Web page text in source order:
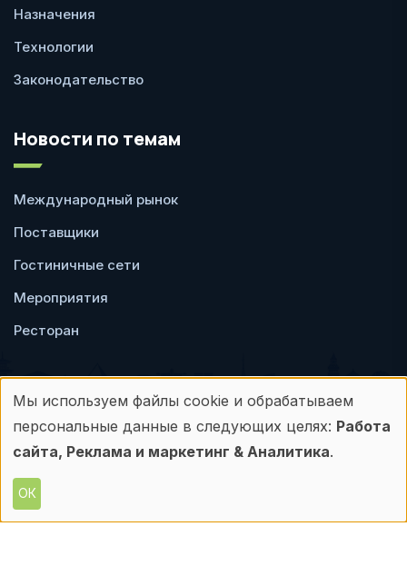
Назначения
Технологии
Законодательство
Новости по темам
Международный рынок
Поставщики
Гостиничные сети
Мероприятия
Ресторан
Пользовательское
соглашение
Политика
конфиденциальности
Любое использование материалов с данного
Использование
персональных
данных
и
Мы используем файлы cookie и обрабатываем
персональные данные в следующих целях: Работа
сайта, Реклама и маркетинг & Аналитика.
ОК